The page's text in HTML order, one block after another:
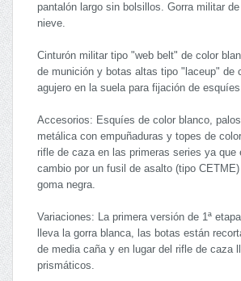
pantalón largo sin bolsillos. Gorra militar
nieve.
Cinturón militar tipo "web belt" de color
de munición y botas altas tipo "laceup" de
agujero en la suela para fijación de esquíes.
Accesorios: Esquíes de color blanco,
metálica con empuñaduras y topes de
rifle de caza en las primeras series ya que
cambio por un fusil de asalto (tipo
goma negra.
Variaciones: La primera versión de 1ª
lleva la gorra blanca, las botas están
de media caña y en lugar del rifle de caza
prismáticos.